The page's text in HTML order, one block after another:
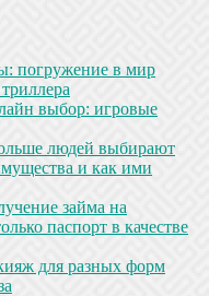
погружение в мир
выбор: игровые
людей выбирают
и как ими
займа на
паспорт в качестве
для разных форм